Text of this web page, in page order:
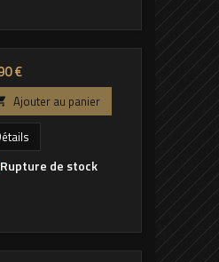
€
Ajouter au panier
Rupture de stock